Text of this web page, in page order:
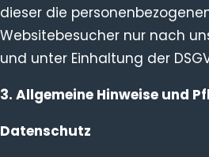
dieser die
Websitebesucher nur nach
und unter Einhaltung der
3. Allgemeine Hinweise und
Datenschutz